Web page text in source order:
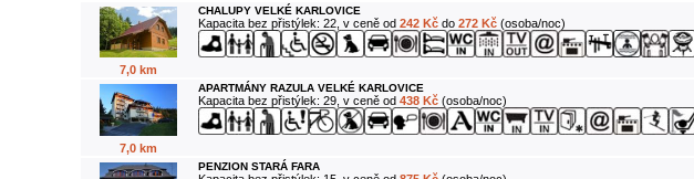
7,0 km
CHALUPY VELKÉ KARLOVICE
Kapacita bez přistýlek: 22, v ceně od 242 Kčdo 272 Kč(osoba/noc)
7,0 km
APARTMÁNY RAZULA VELKÉ KARLOVICE
Kapacita bez přistýlek: 29, v ceně od 438 Kč(osoba/noc)
PENZION STARÁ FARA